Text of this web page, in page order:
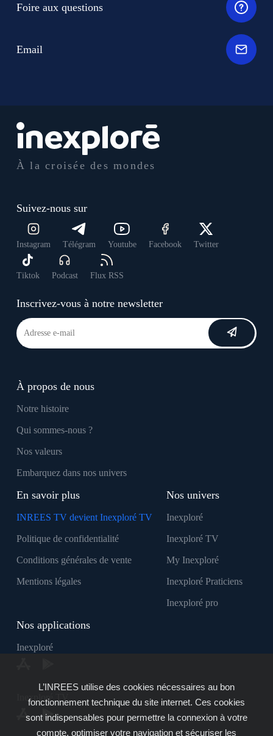
À la croisée des mondes
Suivez-nous sur
Instagram Télégram Youtube Facebook Twitter
Tiktok Podcast Flux RSS
Inscrivez-vous à notre newsletter
À propos de nous
Notre histoire
Qui sommes-nous ?
Nos valeurs
Embarquez dans nos univers
En savoir plus
INREES TV devient Inexploré TV
Politique de confidentialité
Conditions générales de vente
Mentions légales
Nos univers
Inexploré
Inexploré TV
My Inexploré
Inexploré Praticiens
Inexploré pro
Nos applications
Inexploré
Inexploré TV
Foire aux questions
Email
L’INREES utilise des cookies nécessaires au bon
fonctionnement technique du site internet. Ces cookies
sont indispensables pour permettre la connexion à votre
compte, optimiser votre navigation et sécuriser les